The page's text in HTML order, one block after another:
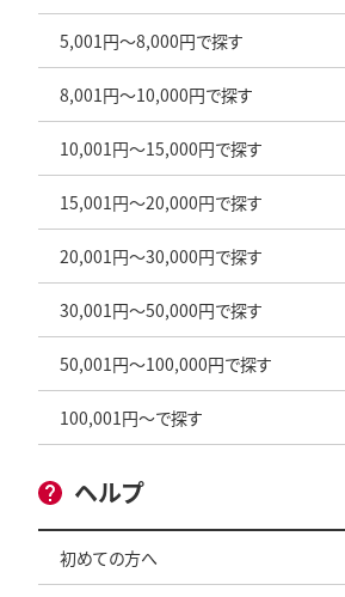
5,001円～8,000円で探す
8,001円～10,000円で探す
10,001円～15,000円で探す
15,001円～20,000円で探す
20,001円～30,000円で探す
30,001円～50,000円で探す
50,001円～100,000円で探す
100,001円～で探す
ヘルプ
初めての方へ